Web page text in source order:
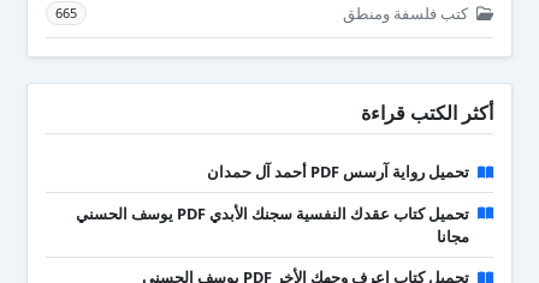
كتب فلسفة ومنطق 665
أكثر الكتب قراءة
تحميل رواية آرسس PDF أحمد آل حمدان
تحميل كتاب عقدك النفسية سجنك الأبدي PDF يوسف الحسني
مجانا
تحميل كتاب اعرف وجهك الأخر PDF يوسف الحسني